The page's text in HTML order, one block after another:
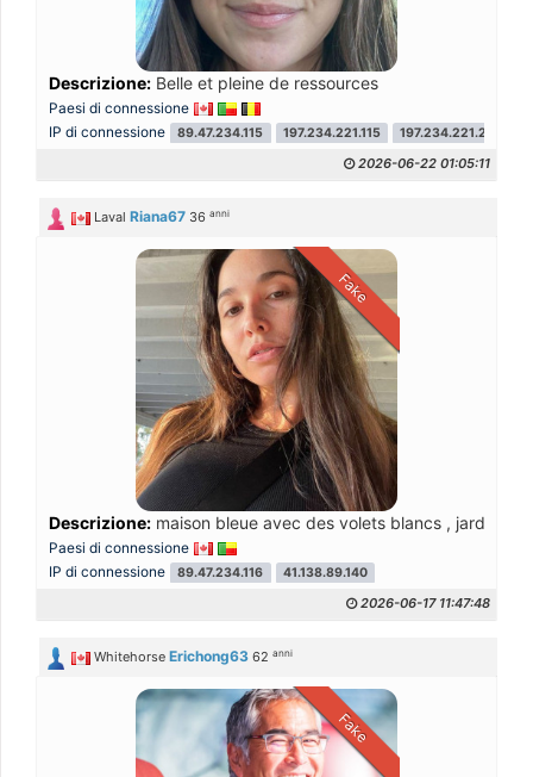
Descrizione: Belle et pleine de ressources
Paesi di connessione
IP di connessione
89.47.234.115 197.234.221.115 197.234.221.252
2026-06-22 01:05:11
Laval Riana67 36anni
Fake
Descrizione: maison bleue avec des volets blancs , jardin
Paesi di connessione
IP di connessione
89.47.234.116 41.138.89.140
2026-06-17 11:47:48
Whitehorse Erichong63 62anni
Fake